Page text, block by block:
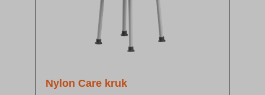
Nylon Care kruk